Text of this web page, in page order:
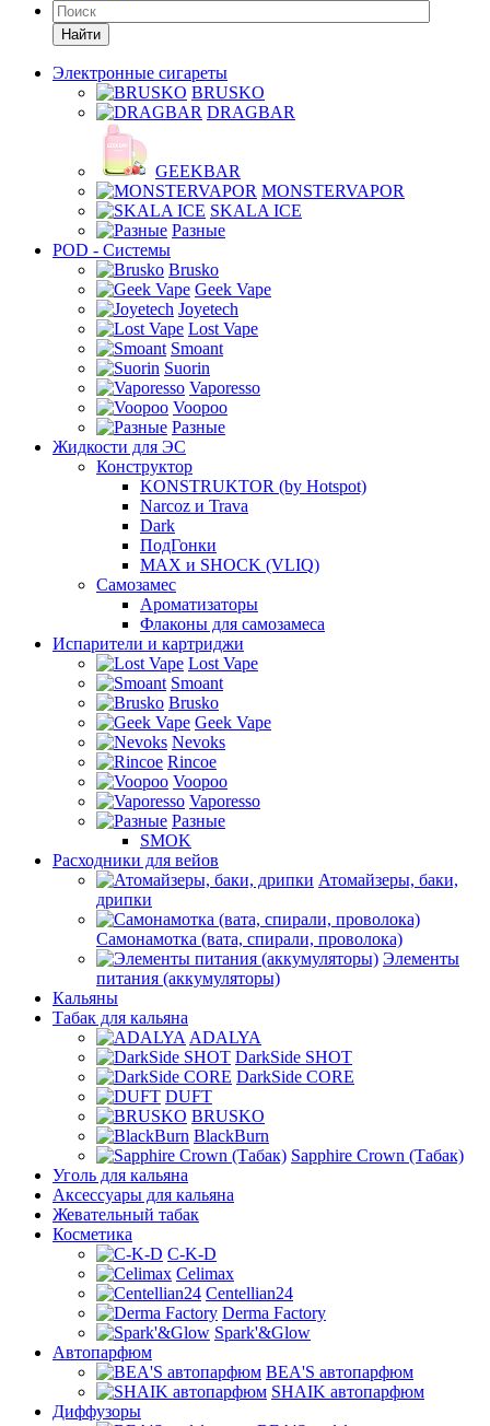
Найти
Электронные сигареты
BRUSKO
DRAGBAR
GEEKBAR
MONSTERVAPOR
SKALA ICE
Разные
POD - Системы
Brusko
Geek Vape
Joyetech
Lost Vape
Smoant
Suorin
Vaporesso
Voopoo
Разные
Жидкости для ЭС
Конструктор
KONSTRUKTOR (by Hotspot)
Narcoz и Trava
Dark
ПодГонки
MAX и SHOCK (VLIQ)
Самозамес
Ароматизаторы
Флаконы для самозамеса
Испарители и картриджи
Lost Vape
Smoant
Brusko
Geek Vape
Nevoks
Rincoe
Voopoo
Vaporesso
Разные
SMOK
Расходники для вейов
Атомайзеры, баки,
дрипки
Самонамотка (вата, спирали, проволока)
Элементы
питания (аккумуляторы)
Кальяны
Табак для кальяна
ADALYA
DarkSide SHOT
DarkSide CORE
DUFT
BRUSKO
BlackBurn
Sapphire Crown (Табак)
Уголь для кальяна
Аксессуары для кальяна
Жевательный табак
Косметика
C-K-D
Celimax
Centellian24
Derma Factory
Spark'&Glow
Автопарфюм
BEA'S автопарфюм
SHAIK автопарфюм
Диффузоры